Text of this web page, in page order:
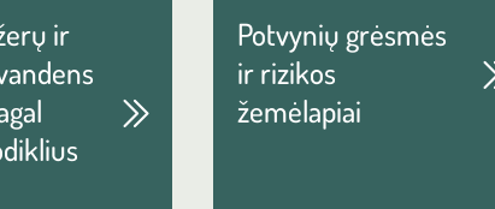
ir
Potvynių grėsmės
ir rizikos
žemėlapiai